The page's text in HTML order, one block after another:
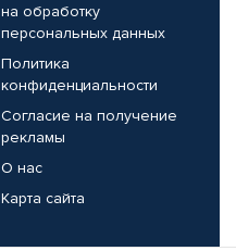
на обработку
персональных данных
Политика
конфиденциальности
Согласие на получение
рекламы
О нас
Карта сайта